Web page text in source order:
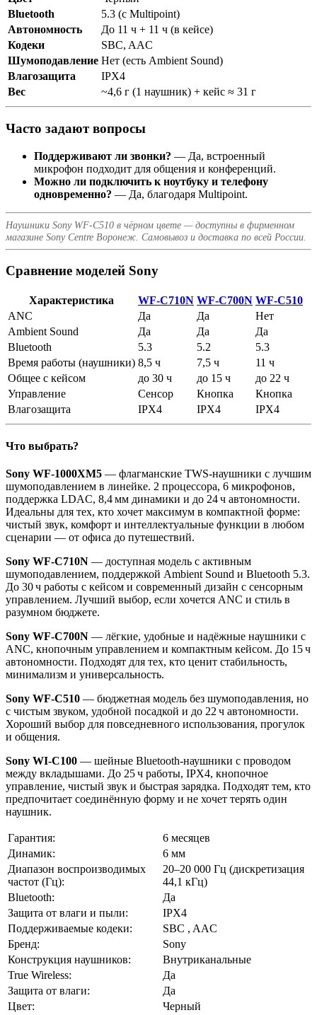
Bluetooth
5.3 (с Multipoint)
Автономность
До 11 ч + 11 ч (в кейсе)
Кодеки
SBC, AAC
Шумоподавление Нет (есть Ambient Sound)
Влагозащита
IPX4
Вес
~4,6 г (1 наушник) + кейс ≈ 31 г
Часто задают вопросы
Поддерживают ли звонки? — Да, встроенный
микрофон подходит для общения и конференций.
Можно ли подключить к ноутбуку и телефону
одновременно? — Да, благодаря Multipoint.
Наушники Sony WF‑C510 в чёрном цвете — доступны в фирменном
магазине Sony Centre Воронеж. Самовывоз и доставка по всей России.
Сравнение моделей Sony
Характеристика WF‑C710N WF‑C700N WF‑C510
ANC
Да Да
Нет
Ambient Sound
Да Да
Да
Bluetooth
5.3 5.2
5.3
Время работы (наушники) 8,5 ч 7,5 ч
11 ч
Общее с кейсом
до 30 ч до 15 ч
до 22 ч
Управление
Сенсор Кнопка
Кнопка
Влагозащита
IPX4 IPX4 IPX4
Что выбрать?
Sony WF‑1000XM5 — флагманские TWS-наушники с лучшим
шумоподавлением в линейке. 2 процессора, 6 микрофонов,
поддержка LDAC, 8,4 мм динамики и до 24 ч автономности.
Идеальны для тех, кто хочет максимум в компактной форме:
чистый звук, комфорт и интеллектуальные функции в любом
сценарии — от офиса до путешествий.
Sony WF‑C710N — доступная модель с активным
шумоподавлением, поддержкой Ambient Sound и Bluetooth 5.3.
До 30 ч работы с кейсом и современный дизайн с сенсорным
управлением. Лучший выбор, если хочется ANC и стиль в
разумном бюджете.
Sony WF‑C700N — лёгкие, удобные и надёжные наушники с
ANC, кнопочным управлением и компактным кейсом. До 15 ч
автономности. Подходят для тех, кто ценит стабильность,
минимализм и универсальность.
Sony WF‑C510 — бюджетная модель без шумоподавления, но
с чистым звуком, удобной посадкой и до 22 ч автономности.
Хороший выбор для повседневного использования, прогулок
и общения.
Sony WI‑C100 — шейные Bluetooth-наушники с проводом
между вкладышами. До 25 ч работы, IPX4, кнопочное
управление, чистый звук и быстрая зарядка. Подходят тем, кто
предпочитает соединённую форму и не хочет терять один
наушник.
Гарантия:
6 месяцев
Динамик:
6 мм
Диапазон воспроизводимых
частот (Гц):
20–20 000 Гц (дискретизация
44,1 кГц)
Bluetooth:
Да
Защита от влаги и пыли:
IPX4
Поддерживаемые кодеки:
SBC , AAC
Бренд:
Sony
Конструкция наушников:
Внутриканальные
True Wireless:
Да
Защита от влаги:
Да
Цвет:
Черный